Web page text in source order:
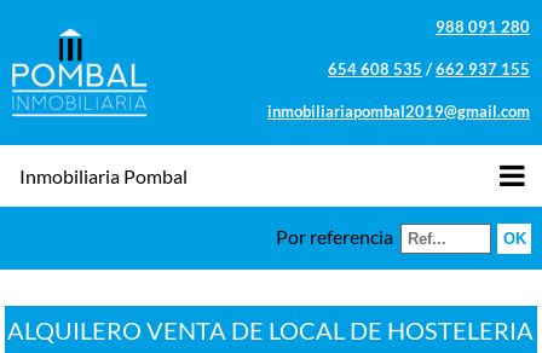
988 091 280
654 608 535 /662 937 155
inmobiliariapombal2019@gmail.com
Inmobiliaria Pombal
Por referencia
ALQUILERO VENTA DE LOCAL DE HOSTELERIA